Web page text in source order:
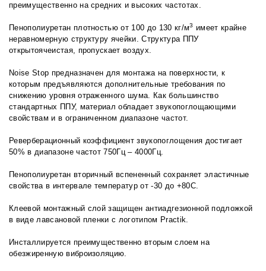
преимущественно на средних и высоких частотах.
Пенополиуретан плотностью от 100 до 130 кг/м3 имеет крайне
неравномерную структуру ячейки. Структура ППУ
открытоячеистая, пропускает воздух.
Noise Stop предназначен для монтажа на поверхности, к
которым предъявляются дополнительные требования по
снижению уровня отраженного шума. Как большинство
стандартных ППУ, материал обладает звукопоглощающими
свойствам и в ограниченном диапазоне частот.
Реверберационный коэффициент звукопоглощения достигает
50% в диапазоне частот 750Гц – 4000Гц.
Пенополиуретан вторичный вспененный сохраняет эластичные
свойства в интервале температур от -30 до +80С.
Клеевой монтажный слой защищен антиадгезионной подложкой
в виде лавсановой пленки с логотипом Practik.
Инсталлируется преимущественно вторым слоем на
обезжиренную виброизоляцию.